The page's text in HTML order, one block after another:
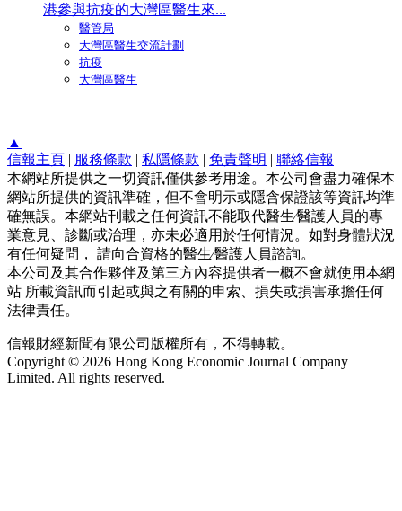
港參與抗疫的大灣區醫生來...
醫管局
大灣區醫生交流計劃
抗疫
大灣區醫生
▲
信報主頁 | 服務條款 | 私隱條款 | 免責聲明 | 聯絡信報
本網站所提供之一切資訊僅供參考用途。本公司會盡力確保本
網站所提供的資訊準確，但不會明示或隱含保證該等資訊均準
確無誤。本網站刊載之任何資訊不能取代醫生∕醫護人員的專
業意見、診斷或治理，亦未必適用於任何情況。如對身體狀況
有任何疑問， 請向合資格的醫生∕醫護人員諮詢。
本公司及其合作夥伴及第三方內容提供者一概不會就使用本網
站 所載資訊而引起或與之有關的申索、損失或損害承擔任何
法律責任。
信報財經新聞有限公司版權所有，不得轉載。
Copyright © 2026 Hong Kong Economic Journal Company
Limited. All rights reserved.